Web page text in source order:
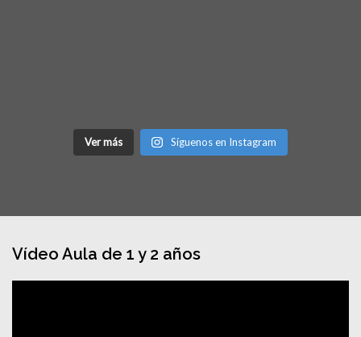
Ver más Síguenos en Instagram
Vídeo Aula de 1 y 2 años